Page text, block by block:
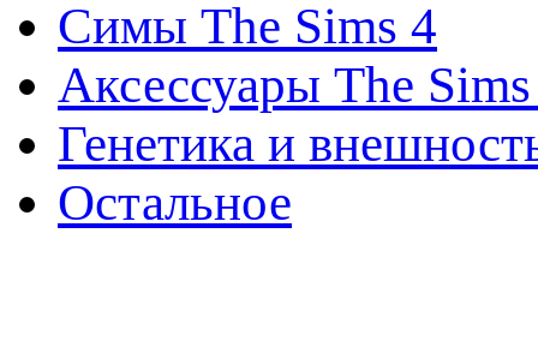
Симы The Sims 4
Аксессуары The
Генетика и
Остальное